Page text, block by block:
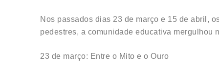
Nos passados dias 23 de março e 15 de abril,
pedestres, a comunidade educativa mergulhou
23 de março: Entre o Mito e o Ouro